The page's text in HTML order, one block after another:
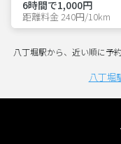
6時間で1,000円
距離料金 240円/10km
八丁堀駅から、近い順に予
八丁堀